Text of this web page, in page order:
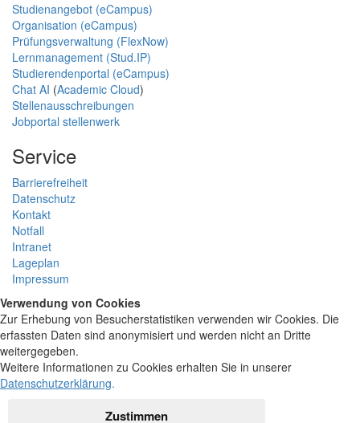
Studienangebot (eCampus)
Organisation (eCampus)
Prüfungsverwaltung (FlexNow)
Lernmanagement (Stud.IP)
Studierendenportal (eCampus)
Chat AI (Academic Cloud)
Stellenausschreibungen
Jobportal stellenwerk
Service
Barrierefreiheit
Datenschutz
Kontakt
Notfall
Intranet
Lageplan
Impressum
Verwendung von Cookies
Zur Erhebung von Besucherstatistiken verwenden wir Cookies. Die
erfassten Daten sind anonymisiert und werden nicht an Dritte
weitergegeben.
Weitere Informationen zu Cookies erhalten Sie in unserer
Datenschutzerklärung.
Zustimmen